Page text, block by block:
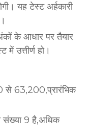
यह टेस्ट अर्हकारी
के आधार पर तैयार
में उत्तीर्ण हो।
से 63,200,प्रारंभिक
संख्या 9 है,अधिक